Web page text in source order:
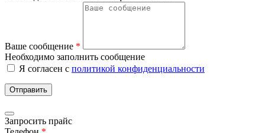
Ваше сообщение *
Необходимо заполнить сообщение
Я согласен с политикой конфиденциальности
Отправить
Запросить прайс